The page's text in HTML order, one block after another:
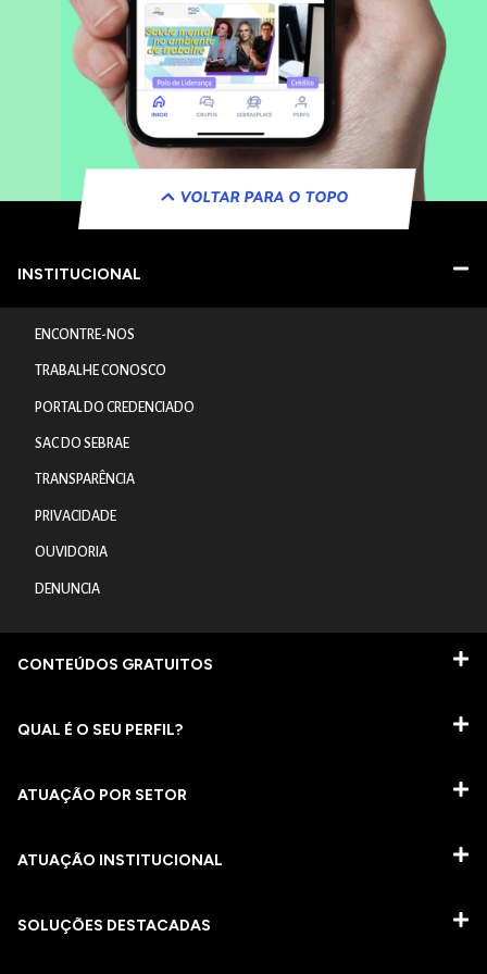
VOLTAR PARA O TOPO
INSTITUCIONAL
ENCONTRE-NOS
TRABALHE CONOSCO
PORTAL DO CREDENCIADO
SAC DO SEBRAE
TRANSPARÊNCIA
PRIVACIDADE
OUVIDORIA
DENUNCIA
CONTEÚDOS GRATUITOS
QUAL É O SEU PERFIL?
ATUAÇÃO POR SETOR
ATUAÇÃO INSTITUCIONAL
SOLUÇÕES DESTACADAS